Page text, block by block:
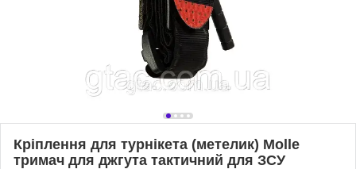
Кріплення для турнікета (метелик) Molle
тримач для джгута тактичний для ЗСУ